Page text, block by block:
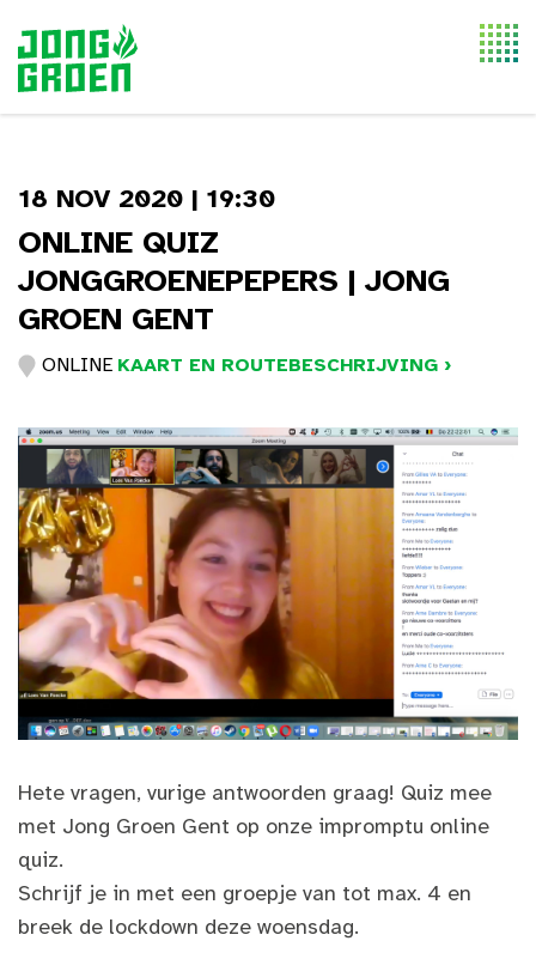
18 NOV 2020 | 19:30
ONLINE QUIZ
JONGGROENEPEPERS | JONG
GROEN GENT
ONLINE KAART EN ROUTEBESCHRIJVING ›
Hete vragen, vurige antwoorden graag! Quiz mee
met Jong Groen Gent op onze impromptu online
quiz.
Schrijf je in met een groepje van tot max. 4 en
breek de lockdown deze woensdag.